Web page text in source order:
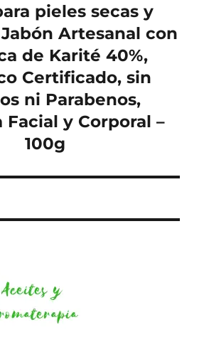
pieles secas y
Artesanal con
de Karité 40%,
Certificado, sin
ni Parabenos,
Facial y Corporal –
100g